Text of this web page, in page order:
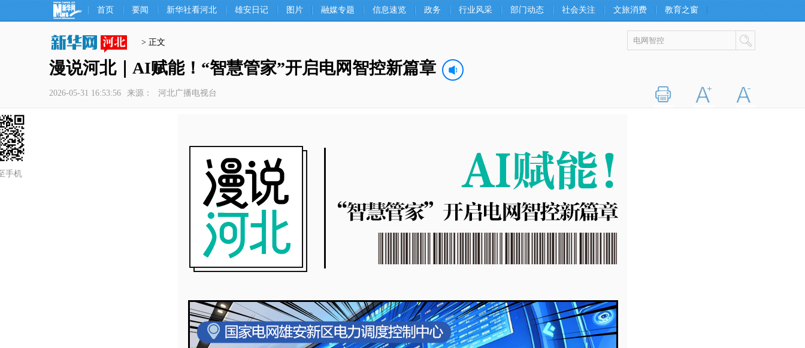
首页 要闻 新华社看河北 雄安日记 图片 融媒专题 信息速览 政务 行业风采 部门动态 社会关注 文旅消费 教育之窗
> 正文
漫说河北｜AI赋能！“智慧管家”开启电网智控新篇章
2026-05-31 16:53:56 来源： 河北广播电视台
手机